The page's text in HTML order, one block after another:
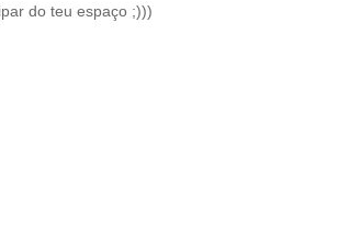
do teu espaço ;)))